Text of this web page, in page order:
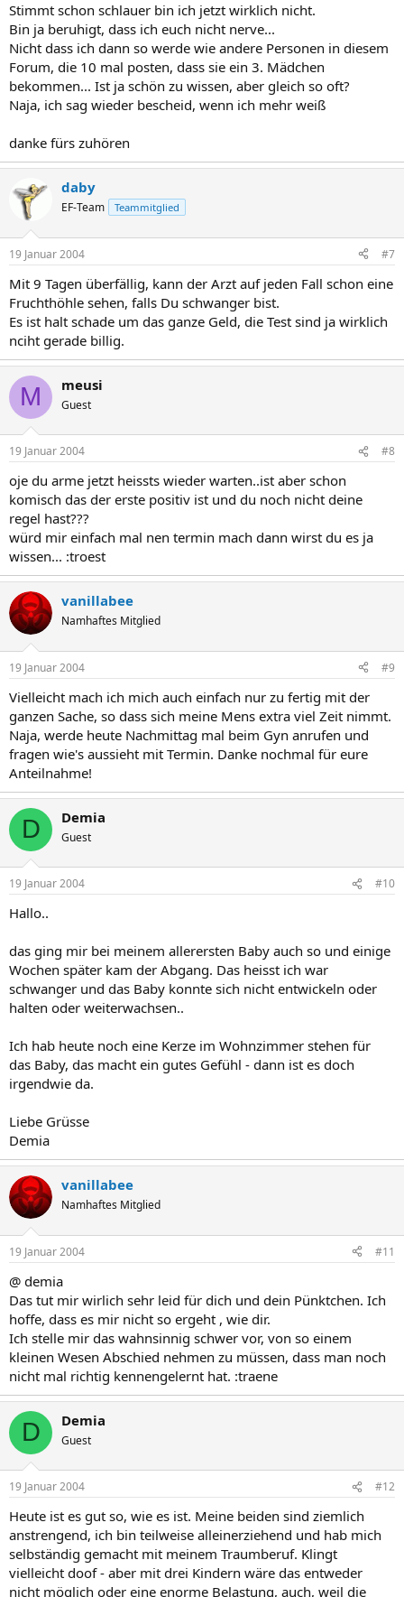
Stimmt schon schlauer bin ich jetzt wirklich nicht.
Bin ja beruhigt, dass ich euch nicht nerve...
Nicht dass ich dann so werde wie andere Personen in diesem
Forum, die 10 mal posten, dass sie ein 3. Mädchen
bekommen... Ist ja schön zu wissen, aber gleich so oft?
Naja, ich sag wieder bescheid, wenn ich mehr weiß
danke fürs zuhören
daby
EF-Team Teammitglied
19 Januar 2004 #7
Mit 9 Tagen überfällig, kann der Arzt auf jeden Fall schon eine
Fruchthöhle sehen, falls Du schwanger bist.
Es ist halt schade um das ganze Geld, die Test sind ja wirklich
nciht gerade billig.
M meusi
Guest
19 Januar 2004 #8
oje du arme jetzt heissts wieder warten..ist aber schon
komisch das der erste positiv ist und du noch nicht deine
regel hast???
würd mir einfach mal nen termin mach dann wirst du es ja
wissen... :troest
vanillabee
Namhaftes Mitglied
19 Januar 2004 #9
Vielleicht mach ich mich auch einfach nur zu fertig mit der
ganzen Sache, so dass sich meine Mens extra viel Zeit nimmt.
Naja, werde heute Nachmittag mal beim Gyn anrufen und
fragen wie's aussieht mit Termin. Danke nochmal für eure
Anteilnahme!
D Demia
Guest
19 Januar 2004 #10
Hallo..
das ging mir bei meinem allerersten Baby auch so und einige
Wochen später kam der Abgang. Das heisst ich war
schwanger und das Baby konnte sich nicht entwickeln oder
halten oder weiterwachsen..
Ich hab heute noch eine Kerze im Wohnzimmer stehen für
das Baby, das macht ein gutes Gefühl - dann ist es doch
irgendwie da.
Liebe Grüsse
Demia
vanillabee
Namhaftes Mitglied
19 Januar 2004 #11
@ demia
Das tut mir wirlich sehr leid für dich und dein Pünktchen. Ich
hoffe, dass es mir nicht so ergeht , wie dir.
Ich stelle mir das wahnsinnig schwer vor, von so einem
kleinen Wesen Abschied nehmen zu müssen, dass man noch
nicht mal richtig kennengelernt hat. :traene
D Demia
Guest
19 Januar 2004 #12
Heute ist es gut so, wie es ist. Meine beiden sind ziemlich
anstrengend, ich bin teilweise alleinerziehend und hab mich
selbständig gemacht mit meinem Traumberuf. Klingt
vielleicht doof - aber mit drei Kindern wäre das entweder
nicht möglich oder eine enorme Belastung, auch, weil die